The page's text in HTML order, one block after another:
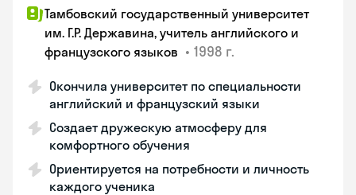
Тамбовский государственный университет
им. Г.Р. Державина, учитель английского и
французского языков • 1998 г.
Окончила университет по специальности
английский и французский языки
Создает дружескую атмосферу для
комфортного обучения
Ориентируется на потребности и личность
каждого ученика